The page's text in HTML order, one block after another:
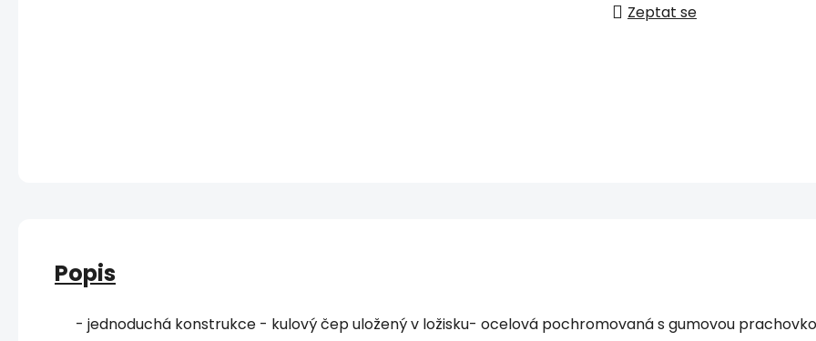
Zeptat se
Popis
- jednoduchá konstrukce - kulový čep uložený v ložisku- ocelová pochromovaná s gumovou